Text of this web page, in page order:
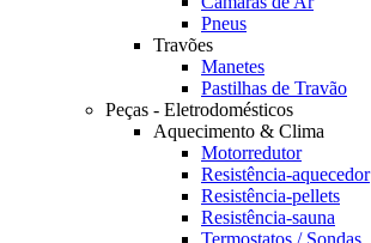
Pneus
Travões
Manetes
Pastilhas de Travão
Peças - Eletrodomésticos
Aquecimento & Clima
Motorredutor
Resistência-aquecedor
Resistência-pellets
Resistência-sauna
Termostatos / Sondas